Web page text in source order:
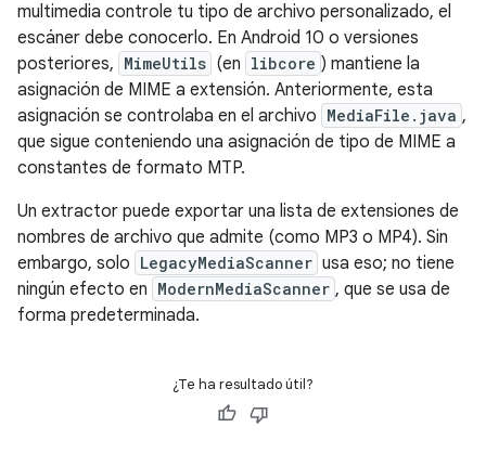
multimedia controle tu tipo de archivo personalizado, el
escáner debe conocerlo. En Android 10 o versiones
posteriores, MimeUtils (en libcore ) mantiene la
asignación de MIME a extensión. Anteriormente, esta
asignación se controlaba en el archivo MediaFile.java ,
que sigue conteniendo una asignación de tipo de MIME a
constantes de formato MTP.
Un extractor puede exportar una lista de extensiones de
nombres de archivo que admite (como MP3 o MP4). Sin
embargo, solo LegacyMediaScanner usa eso; no tiene
ningún efecto en ModernMediaScanner , que se usa de
forma predeterminada.
¿Te ha resultado útil?